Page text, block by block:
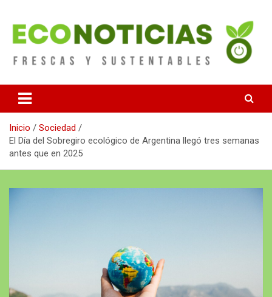
contenido
Econoticias
Inicio
Sociedad
El Día del Sobregiro ecológico de Argentina llegó tres semanas
antes que en 2025